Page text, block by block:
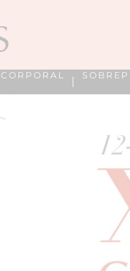
CORPORAL